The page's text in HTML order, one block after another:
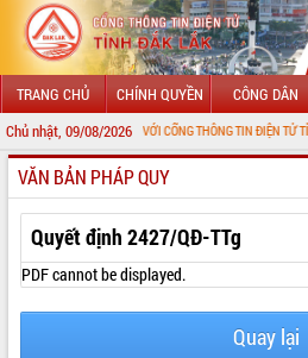
TRANG CHỦ CHÍNH QUYỀN CÔNG DÂN
Chủ nhật, 09/08/2026
MỪNG ĐẾN VỚI CỔNG THÔNG TIN ĐIỆN TỬ TỈNH ĐẮK LẮK
GIỚI THIỆU
LÃNH ĐẠO UBND TỈNH
TIN TỨC SỰ KIỆN
VĂN BẢN PHÁP QUY
Quyết định 2427/QĐ-TTg
PDF cannot be displayed.
Quay lại